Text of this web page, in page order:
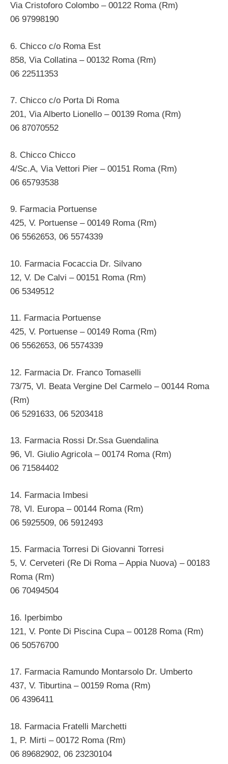
Via Cristoforo Colombo – 00122 Roma (Rm)
06 97998190
6. Chicco c/o Roma Est
858, Via Collatina – 00132 Roma (Rm)
06 22511353
7. Chicco c/o Porta Di Roma
201, Via Alberto Lionello – 00139 Roma (Rm)
06 87070552
8. Chicco Chicco
4/Sc.A, Via Vettori Pier – 00151 Roma (Rm)
06 65793538
9. Farmacia Portuense
425, V. Portuense – 00149 Roma (Rm)
06 5562653, 06 5574339
10. Farmacia Focaccia Dr. Silvano
12, V. De Calvi – 00151 Roma (Rm)
06 5349512
11. Farmacia Portuense
425, V. Portuense – 00149 Roma (Rm)
06 5562653, 06 5574339
12. Farmacia Dr. Franco Tomaselli
73/75, Vl. Beata Vergine Del Carmelo – 00144 Roma
(Rm)
06 5291633, 06 5203418
13. Farmacia Rossi Dr.Ssa Guendalina
96, Vl. Giulio Agricola – 00174 Roma (Rm)
06 71584402
14. Farmacia Imbesi
78, Vl. Europa – 00144 Roma (Rm)
06 5925509, 06 5912493
15. Farmacia Torresi Di Giovanni Torresi
5, V. Cerveteri (Re Di Roma – Appia Nuova) – 00183
Roma (Rm)
06 70494504
16. Iperbimbo
121, V. Ponte Di Piscina Cupa – 00128 Roma (Rm)
06 50576700
17. Farmacia Ramundo Montarsolo Dr. Umberto
437, V. Tiburtina – 00159 Roma (Rm)
06 4396411
18. Farmacia Fratelli Marchetti
1, P. Mirti – 00172 Roma (Rm)
06 89682902, 06 23230104